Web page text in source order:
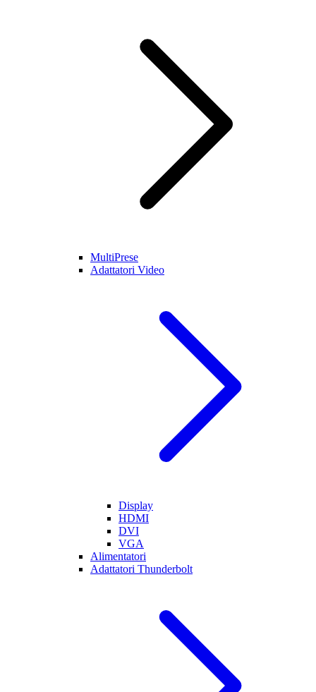
MultiPrese
Adattatori Video
Display
HDMI
DVI
VGA
Alimentatori
Adattatori Thunderbolt